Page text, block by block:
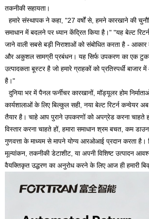
तकनीकी सहायता।
हमारे संस्थापक ने कहा, "27 वर्षों से, हमने कारखाने की
समाधान में बदलने पर ध्यान केंद्रित किया है।" "यह बेल्ट रिटर्न
जाने वाली सबसे बड़ी निराशाओं को संबोधित करता है - आकार
और अकुशल सामग्री प्रबंधन। यह सिर्फ उपकरण का एक
उत्पादकता बूस्टर है जो हमारे ग्राहकों को प्रतिस्पर्धी
है।"
दुनिया भर में पैनल फर्नीचर कारखानों, मॉड्यूलर होम
कार्यशालाओं के लिए बिल्कुल सही, नया बेल्ट रिटर्न कन्वेयर
तैयार है। चाहे आप पुराने उपकरणों को अपग्रेड करना चाहते हों
विस्तार करना चाहते हों, हमारा समाधान श्रम बचत, कम
गुणवत्ता के माध्यम से मापने योग्य आरओआई प्रदान करता है।
मूल्यांकन, तकनीकी डेटाशीट, या अपनी विशिष्ट उत्पादन
वैयक्तिकृत उद्धरण का अनुरोध करने के लिए आज ही हमारी